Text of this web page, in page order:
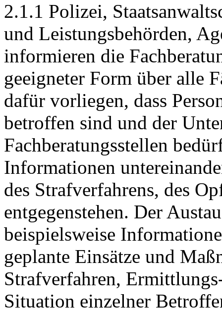
2.1.1 Polizei,
und Leistungsbehörden,
informieren die
geeigneter Form über alle
dafür vorliegen, dass
betroffen sind und der
Fachberatungsstellen
Informationen
des Strafverfahrens, des
entgegenstehen. Der
beispielsweise
geplante Einsätze und
Strafverfahren,
Situation einzelner